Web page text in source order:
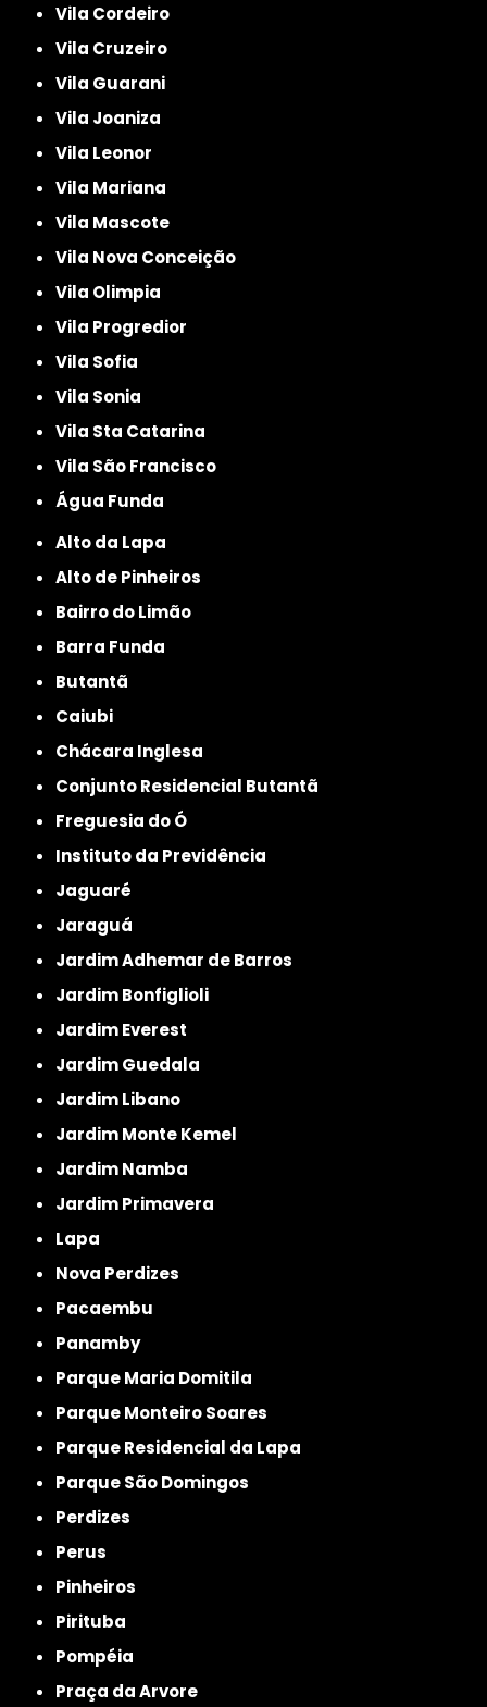
Vila Cordeiro
Vila Cruzeiro
Vila Guarani
Vila Joaniza
Vila Leonor
Vila Mariana
Vila Mascote
Vila Nova Conceição
Vila Olimpia
Vila Progredior
Vila Sofia
Vila Sonia
Vila Sta Catarina
Vila São Francisco
Água Funda
Alto da Lapa
Alto de Pinheiros
Bairro do Limão
Barra Funda
Butantã
Caiubi
Chácara Inglesa
Conjunto Residencial Butantã
Freguesia do Ó
Instituto da Previdência
Jaguaré
Jaraguá
Jardim Adhemar de Barros
Jardim Bonfiglioli
Jardim Everest
Jardim Guedala
Jardim Libano
Jardim Monte Kemel
Jardim Namba
Jardim Primavera
Lapa
Nova Perdizes
Pacaembu
Panamby
Parque Maria Domitila
Parque Monteiro Soares
Parque Residencial da Lapa
Parque São Domingos
Perdizes
Perus
Pinheiros
Pirituba
Pompéia
Praça da Arvore